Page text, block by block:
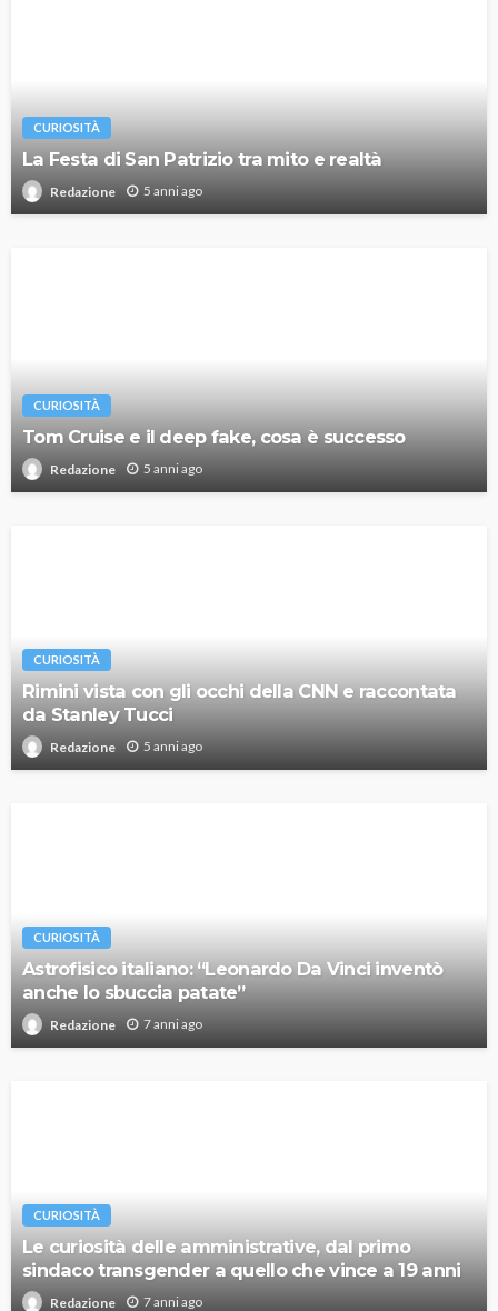
CURIOSITÀ
La Festa di San Patrizio tra mito e realtà
Redazione 5 anni ago
CURIOSITÀ
Tom Cruise e il deep fake, cosa è successo
Redazione 5 anni ago
CURIOSITÀ
Rimini vista con gli occhi della CNN e raccontata
da Stanley Tucci
Redazione 5 anni ago
CURIOSITÀ
Astrofisico italiano: “Leonardo Da Vinci inventò
anche lo sbuccia patate”
Redazione 7 anni ago
CURIOSITÀ
Le curiosità delle amministrative, dal primo
sindaco transgender a quello che vince a 19 anni
Redazione 7 anni ago